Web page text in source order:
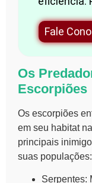
Fale
Os
Escorpiões
Os escorpiões
em seu habitat
principais
suas populações:
Serpentes: